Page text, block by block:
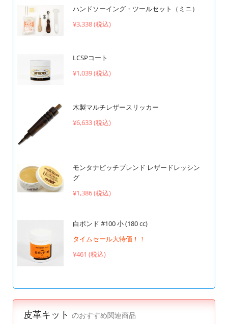
ハンドソーイング・ツールセット（ミニ）
¥3,338 (税込)
LCSPコート
¥1,039 (税込)
木製マルチレザースリッカー
¥6,633 (税込)
モンタナピッチブレンド レザードレッシン
グ
¥1,386 (税込)
白ボンド #100 小 (180 cc)
タイムセール大特価！！
¥461 (税込)
皮革キット のおすすめ関連商品